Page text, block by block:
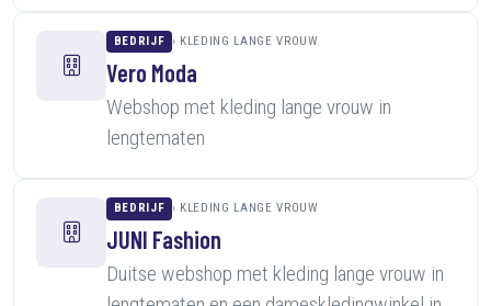
BEDRIJF KLEDING LANGE VROUW
Vero Moda
Webshop met kleding lange vrouw in
lengtematen
BEDRIJF KLEDING LANGE VROUW
JUNI Fashion
Duitse webshop met kleding lange vrouw in